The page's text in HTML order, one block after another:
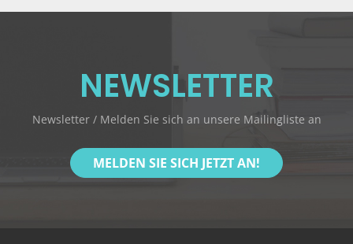
NEWSLETTER
Newsletter / Melden Sie sich an unsere Mailingliste an
MELDEN SIE SICH JETZT AN!